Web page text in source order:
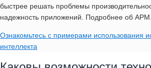
быстрее решать проблемы
надежность приложений. Подробнее об APM.
Ознакомьтесь с примерами использования
интеллекта